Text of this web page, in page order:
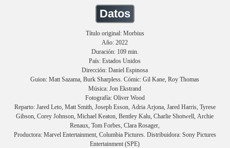
Datos
Título original: Morbius
Año: 2022
Duración: 109 min.
País: Estados Unidos
Dirección: Daniel Espinosa
Guion: Matt Sazama, Burk Sharpless. Cómic: Gil Kane, Roy Thomas
Música: Jon Ekstrand
Fotografía: Oliver Wood
Reparto: Jared Leto, Matt Smith, Joseph Esson, Adria Arjona, Jared Harris, Tyrese
Gibson, Corey Johnson, Michael Keaton, Bentley Kalu, Charlie Shotwell, Archie
Renaux, Tom Forbes, Clara Rosager,
Productora: Marvel Entertainment, Columbia Pictures. Distribuidora: Sony Pictures
Entertainment (SPE)